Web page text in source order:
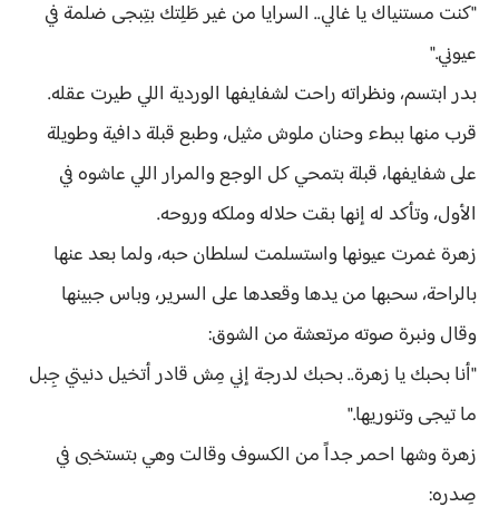
"كنت مستنياك يا غالي.. السرايا من غير طَلِتك بتِبجى ضلمة في
عيوني."
بدر ابتسم، ونظراته راحت لشفايفها الوردية اللي طيرت عقله.
قرب منها ببطء وحنان ملوش مثيل، وطبع قبلة دافية وطويلة
على شفايفها، قبلة بتمحي كل الوجع والمرار اللي عاشوه في
الأول، وتأكد له إنها بقت حلاله وملكه وروحه.
زهرة غمرت عيونها واستسلمت لسلطان حبه، ولما بعد عنها
بالراحة، سحبها من يدها وقعدها على السرير، وباس جبينها
وقال ونبرة صوته مرتعشة من الشوق:
"أنا بحبك يا زهرة.. بحبك لدرجة إني مِش قادر أتخيل دنيتي جِبل
ما تيجى وتنوريها."
زهرة وشها احمر جداً من الكسوف وقالت وهي بتستخبى في
صِدره: